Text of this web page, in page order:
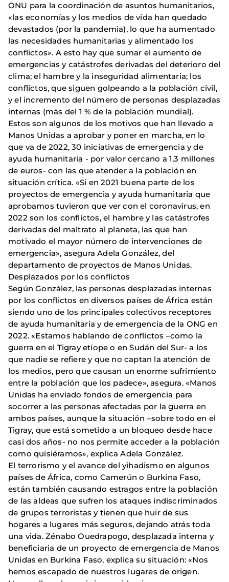
ONU para la coordinación de asuntos humanitarios,
«las economías y los medios de vida han quedado
devastados (por la pandemia), lo que ha aumentado
las necesidades humanitarias y alimentado los
conflictos». A esto hay que sumar el aumento de
emergencias y catástrofes derivadas del deterioro del
clima; el hambre y la inseguridad alimentaria; los
conflictos, que siguen golpeando a la población civil,
y el incremento del número de personas desplazadas
internas (más del 1 % de la población mundial).
Estos son algunos de los motivos que han llevado a
Manos Unidas a aprobar y poner en marcha, en lo
que va de 2022, 30 iniciativas de emergencia y de
ayuda humanitaria - por valor cercano a 1,3 millones
de euros- con las que atender a la población en
situación crítica. «Si en 2021 buena parte de los
proyectos de emergencia y ayuda humanitaria que
aprobamos tuvieron que ver con el coronavirus, en
2022 son los conflictos, el hambre y las catástrofes
derivadas del maltrato al planeta, las que han
motivado el mayor número de intervenciones de
emergencia», asegura Adela González, del
departamento de proyectos de Manos Unidas.
Desplazados por los conflictos
Según González, las personas desplazadas internas
por los conflictos en diversos países de África están
siendo uno de los principales colectivos receptores
de ayuda humanitaria y de emergencia de la ONG en
2022. «Estamos hablando de conflictos –como la
guerra en el Tigray etíope o en Sudán del Sur- a los
que nadie se refiere y que no captan la atención de
los medios, pero que causan un enorme sufrimiento
entre la población que los padece», asegura. «Manos
Unidas ha enviado fondos de emergencia para
socorrer a las personas afectadas por la guerra en
ambos países, aunque la situación –sobre todo en el
Tigray, que está sometido a un bloqueo desde hace
casi dos años- no nos permite acceder a la población
como quisiéramos», explica Adela González.
El terrorismo y el avance del yihadismo en algunos
países de África, como Camerún o Burkina Faso,
están también causando estragos entre la población
de las aldeas que sufren los ataques indiscriminados
de grupos terroristas y tienen que huir de sus
hogares a lugares más seguros, dejando atrás toda
una vida. Zénabo Ouedrapogo, desplazada interna y
beneficiaria de un proyecto de emergencia de Manos
Unidas en Burkina Faso, explica su situación: «Nos
hemos escapado de nuestros lugares de origen.